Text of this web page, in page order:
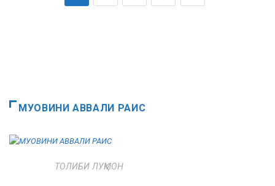
МУОВИНИ АВВАЛИ РАИС
ТОЛИБИ ЛУҚМОН